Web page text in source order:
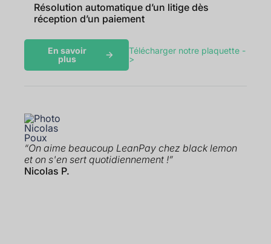
Résolution automatique d’un litige dès
réception d’un paiement
En savoir
plus
Télécharger notre plaquette -
>
“On aime beaucoup LeanPay chez black lemon
et on s'en sert quotidiennement !”
Nicolas P.